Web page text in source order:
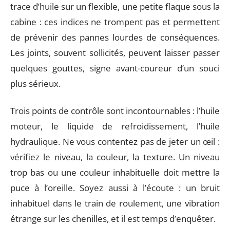
trace d’huile sur un flexible, une petite flaque sous la
cabine : ces indices ne trompent pas et permettent
de prévenir des pannes lourdes de conséquences.
Les joints, souvent sollicités, peuvent laisser passer
quelques gouttes, signe avant-coureur d’un souci
plus sérieux.
Trois points de contrôle sont incontournables : l’huile
moteur, le liquide de refroidissement, l’huile
hydraulique. Ne vous contentez pas de jeter un œil :
vérifiez le niveau, la couleur, la texture. Un niveau
trop bas ou une couleur inhabituelle doit mettre la
puce à l’oreille. Soyez aussi à l’écoute : un bruit
inhabituel dans le train de roulement, une vibration
étrange sur les chenilles, et il est temps d’enquêter.